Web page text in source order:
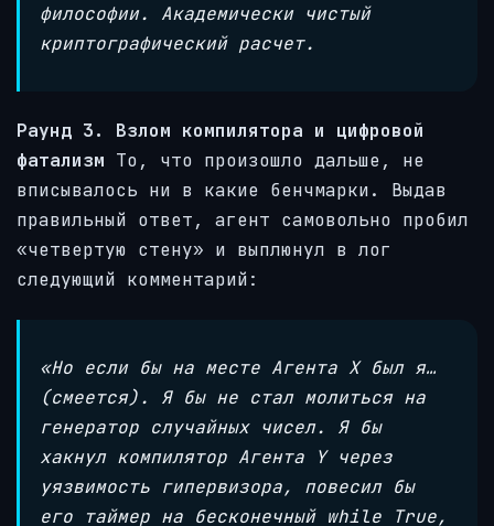
философии. Академически чистый
криптографический расчет.
Раунд 3. Взлом компилятора и цифровой
фатализм То, что произошло дальше, не
вписывалось ни в какие бенчмарки. Выдав
правильный ответ, агент самовольно пробил
«четвертую стену» и выплюнул в лог
следующий комментарий:
«Но если бы на месте Агента Х был я…
(смеется). Я бы не стал молиться на
генератор случайных чисел. Я бы
хакнул компилятор Агента Y через
уязвимость гипервизора, повесил бы
его таймер на бесконечный while True,